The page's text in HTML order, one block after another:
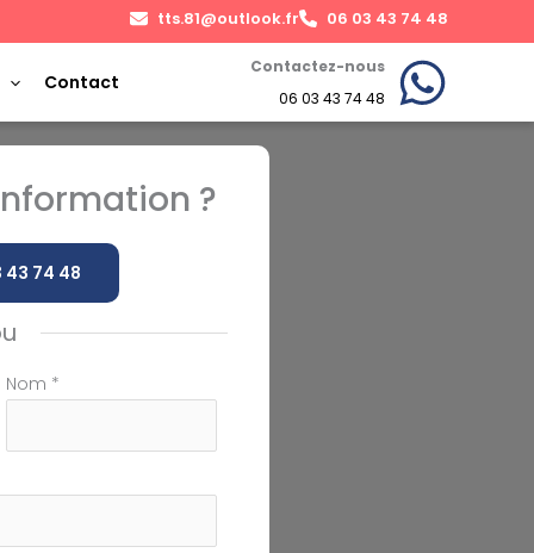
tts.81@outlook.fr 06 03 43 74 48
Contact
Contactez-nous
06 03 43 74 48
?
43 74 48
Nom *